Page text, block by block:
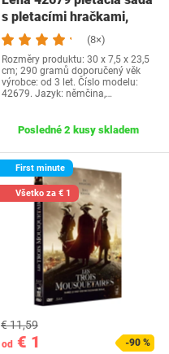
s pletacími hračkami,
skladacia…
(8×)
Rozměry produktu: 30 x 7,5 x 23,5
cm; 290 gramů doporučený věk
výrobce: od 3 let. Číslo modelu:
42679. Jazyk: němčina,…
Posledné 2 kusy skladem
First minute
Všetko za € 1
od € 1
€ 11,59
-90 %